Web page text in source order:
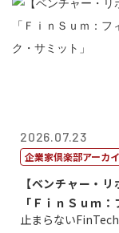
2026.07.23
企業家倶楽部アーカ
【ベンチャー・リ
「ＦｉｎＳｕｍ
ック・サミッ...
止まらない